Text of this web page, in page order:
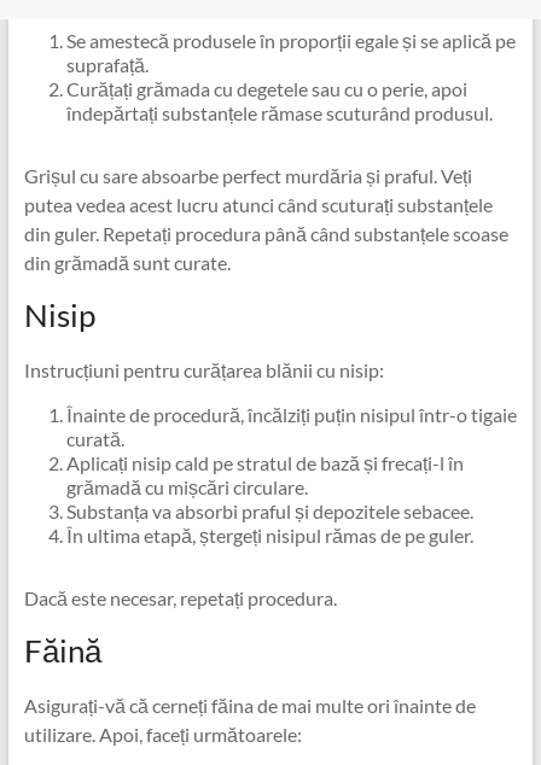
Se amestecă produsele în proporții egale și se aplică pe
suprafață.
Curățați grămada cu degetele sau cu o perie, apoi
îndepărtați substanțele rămase scuturând produsul.
Grișul cu sare absoarbe perfect murdăria și praful. Veți
putea vedea acest lucru atunci când scuturați substanțele
din guler. Repetați procedura până când substanțele scoase
din grămadă sunt curate.
Nisip
Instrucțiuni pentru curățarea blănii cu nisip:
Înainte de procedură, încălziți puțin nisipul într-o tigaie
curată.
Aplicați nisip cald pe stratul de bază și frecați-l în
grămadă cu mișcări circulare.
Substanța va absorbi praful și depozitele sebacee.
În ultima etapă, ștergeți nisipul rămas de pe guler.
Dacă este necesar, repetați procedura.
Făină
Asigurați-vă că cerneți făina de mai multe ori înainte de
utilizare. Apoi, faceți următoarele: